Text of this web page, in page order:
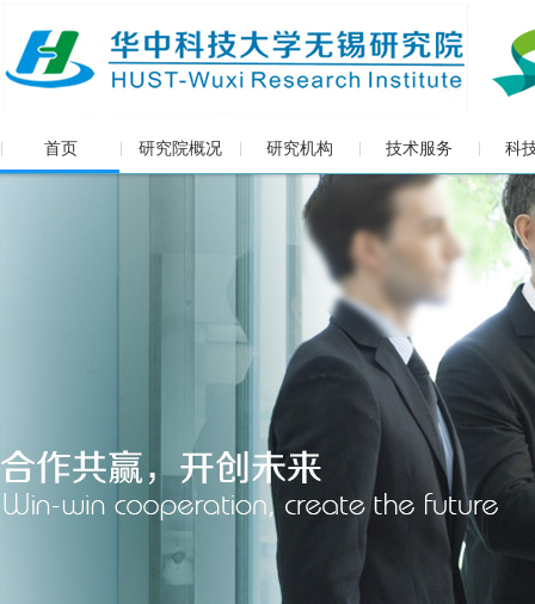
首页 研究院概况 研究机构 技术服务 科